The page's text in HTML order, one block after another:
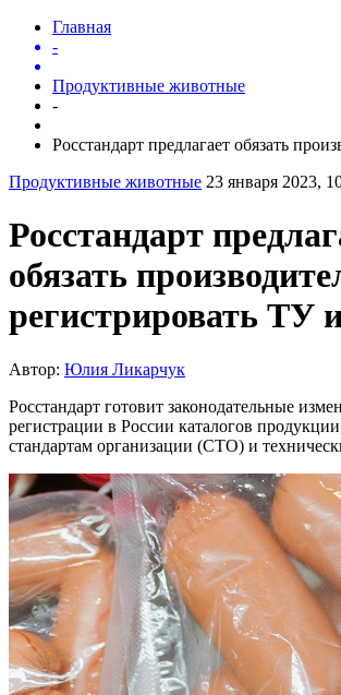
Главная
-
Продуктивные животные
-
Росстандарт предлагает обязать
Продуктивные животные 23 января 2023,
Росстандарт
обязать
регистрировать ТУ
Автор: Юлия Ликарчук
Росстандарт готовит законодательные
регистрации в России каталогов
стандартам организации (СТО) и